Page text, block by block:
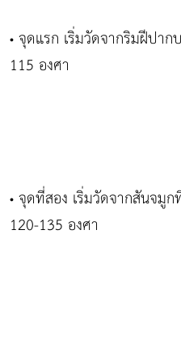
• จุดแรก เริ่มวัดจากริมฝีปา
115 องศา
• จุดที่สอง เริ่มวัดจากสันจมู
120-135 องศา